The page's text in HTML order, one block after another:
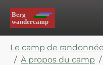
Skip to main navigation
Aller au contenu principal
Skip to page footer
Le camp de
À propos du camp